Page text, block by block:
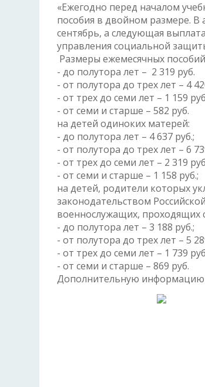
«Ежегодно перед началом
пособия в двойном размере. В
сентябрь, а следующая
управления социальной
Размеры ежемесячных
- до полутора лет – 2 319 руб.
- от полутора до трех лет – 4
- от трех до семи лет – 1 159
- от семи и старше – 582 руб.
на детей одиноких матерей:
- до полутора лет – 4 637 руб.;
- от полутора до трех лет – 6
- от трех до семи лет – 2 319
- от семи и старше – 1 158 руб.;
на детей, родители которых
законодательством
военнослужащих, проходящих
- до полутора лет – 3 188 руб.;
- от полутора до трех лет – 5
- от трех до семи лет – 1 739
- от семи и старше – 869 руб.
Дополнительную информацию